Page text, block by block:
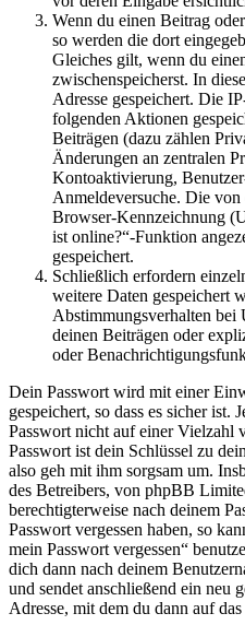
Wenn du einen Beitrag
so werden die dort
Gleiches gilt, wenn du
zwischenspeicherst. In
Adresse gespeichert. Die
folgenden Aktionen
Beiträgen (dazu zählen
Änderungen an zentralen
Kontoaktivierung,
Anmeldeversuche. Die
Browser-Kennzeichnung
ist online?“-Funktion
gespeichert.
Schließlich erfordern
weitere Daten gespeichert
Abstimmungsverhalten bei
deinen Beiträgen oder
oder
Dein Passwort wird mit einer
gespeichert, so dass es sicher ist.
Passwort nicht auf einer Vielzahl
Passwort ist dein Schlüssel zu
also geh mit ihm sorgsam um.
des Betreibers, von phpBB
berechtigterweise nach deinem
Passwort vergessen haben, so
mein Passwort vergessen“
dich dann nach deinem
und sendet anschließend ein neu
Adresse, mit dem du dann auf